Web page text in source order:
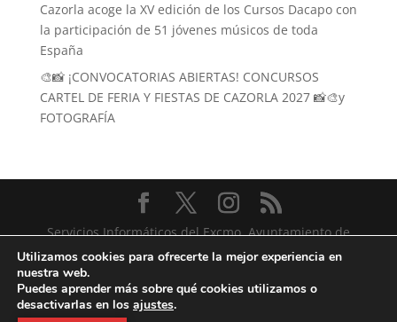
Cazorla acoge la XV edición de los Cursos Dacapo con
la participación de 51 jóvenes músicos de toda
España
🎨📸 ¡CONVOCATORIAS ABIERTAS! CONCURSOS
CARTEL DE FERIA Y FIESTAS DE CAZORLA 2027 📸🎨y
FOTOGRAFÍA
Servicios Informáticos del Excmo. Ayuntamiento de
Cazorla
Utilizamos cookies para ofrecerte la mejor experiencia en
nuestra web.
Puedes aprender más sobre qué cookies utilizamos o
desactivarlas en los ajustes.